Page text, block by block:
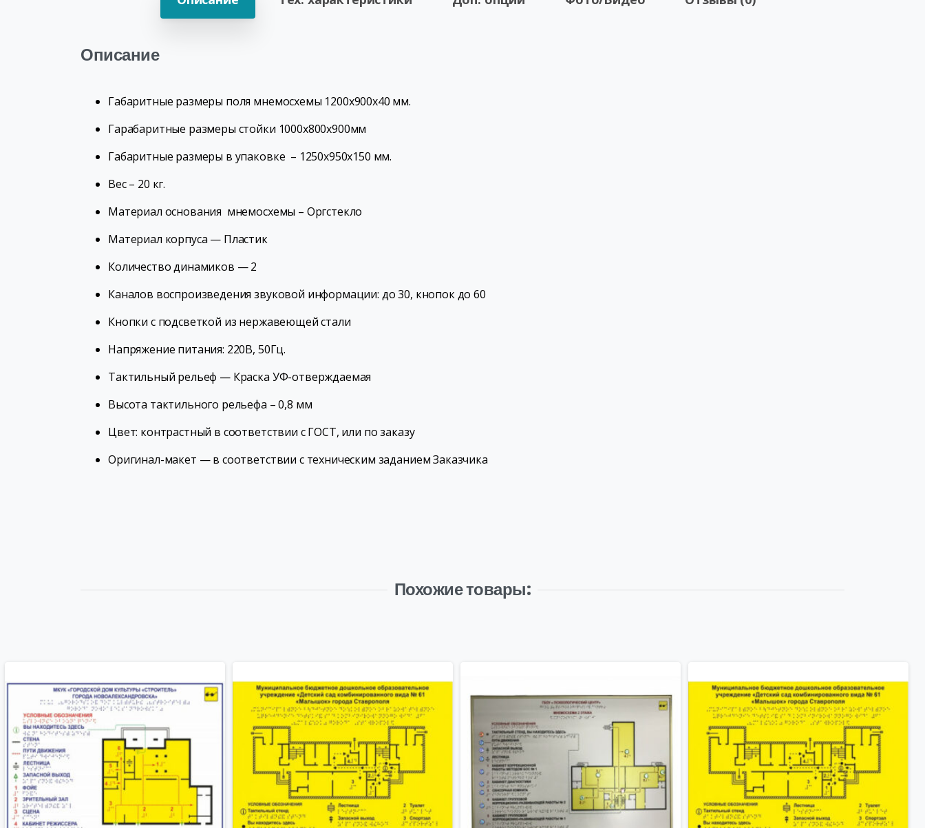
Описание
Габаритные размеры поля мнемосхемы 1200х900х40 мм.
Гарабаритные размеры стойки 1000х800х900мм
Габаритные размеры в упаковке – 1250х950х150 мм.
Вес – 20 кг.
Материал основания мнемосхемы – Оргстекло
Материал корпуса — Пластик
Количество динамиков — 2
Каналов воспроизведения звуковой информации: до 30, кнопок до 60
Кнопки с подсветкой из нержавеющей стали
Напряжение питания: 220В, 50Гц.
Тактильный рельеф — Краска УФ-отверждаемая
Высота тактильного рельефа – 0,8 мм
Цвет: контрастный в соответствии с ГОСТ, или по заказу
Оригинал-макет — в соответствии с техническим заданием Заказчика
Похожие товары: